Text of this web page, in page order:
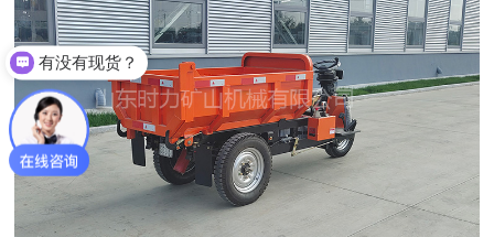
有没有现货？
支持定制吗？